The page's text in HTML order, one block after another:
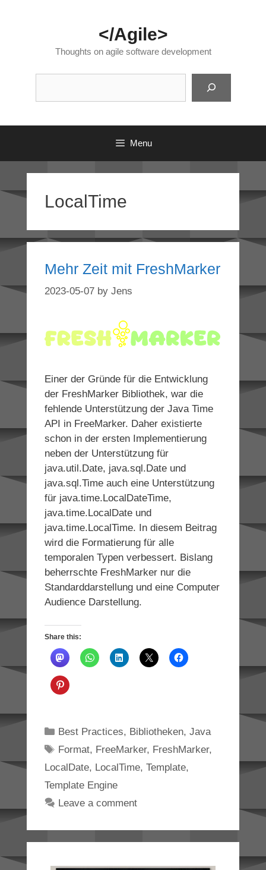
</Agile>
Thoughts on agile software development
Menu
LocalTime
Mehr Zeit mit FreshMarker
2023-05-07 by Jens
Einer der Gründe für die Entwicklung
der FreshMarker Bibliothek, war die
fehlende Unterstützung der Java Time
API in FreeMarker. Daher existierte
schon in der ersten Implementierung
neben der Unterstützung für
java.util.Date, java.sql.Date und
java.sql.Time auch eine Unterstützung
für java.time.LocalDateTime,
java.time.LocalDate und
java.time.LocalTime. In diesem Beitrag
wird die Formatierung für alle
temporalen Typen verbessert. Bislang
beherrschte FreshMarker nur die
Standarddarstellung und eine Computer
Audience Darstellung.
Share this:
Categories
Best Practices, Bibliotheken, Java
Tags
Format, FreeMarker, FreshMarker,
LocalDate, LocalTime, Template,
Template Engine
Leave a comment